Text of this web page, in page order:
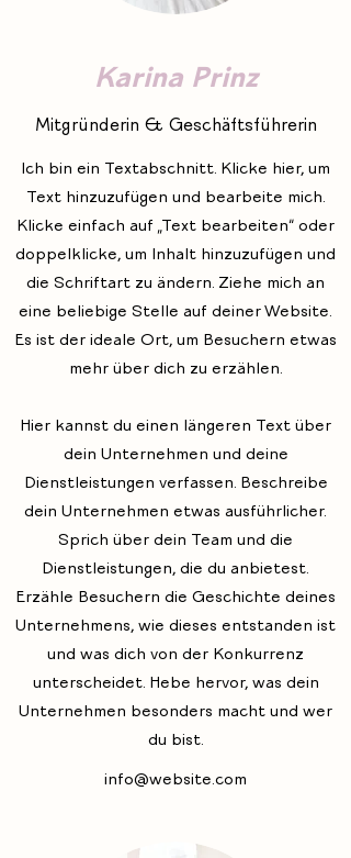
Karina Prinz
Mitgründerin & Geschäftsführerin
Ich bin ein Textabschnitt. Klicke hier, um
Text hinzuzufügen und bearbeite mich.
Klicke einfach auf „Text bearbeiten“ oder
doppelklicke, um Inhalt hinzuzufügen und
die Schriftart zu ändern. Ziehe mich an
eine beliebige Stelle auf deiner Website.
Es ist der ideale Ort, um Besuchern etwas
mehr über dich zu erzählen.
Hier kannst du einen längeren Text über
dein Unternehmen und deine
Dienstleistungen verfassen. Beschreibe
dein Unternehmen etwas ausführlicher.
Sprich über dein Team und die
Dienstleistungen, die du anbietest.
Erzähle Besuchern die Geschichte deines
Unternehmens, wie dieses entstanden ist
und was dich von der Konkurrenz
unterscheidet. Hebe hervor, was dein
Unternehmen besonders macht und wer
du bist.
info@website.com